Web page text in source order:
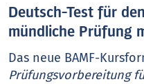
Deutsch-Test für
mündliche Prüfung
Das neue BAMF-
Prüfungsvorbereitung